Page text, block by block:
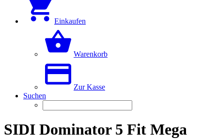
Einkaufen
Warenkorb
Zur Kasse
Suchen
SIDI Dominator 5 Fit Mega